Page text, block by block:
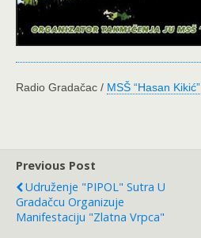
Radio Gradačac / MSŠ “Hasan Kikić”
Previous Post
Udruženje "PIPOL" Sutra U
Gradačcu Organizuje
Manifestaciju "Zlatna Vrpca"